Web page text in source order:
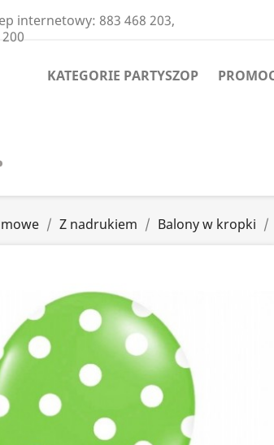
internetowy: 883 468 203,
KATEGORIE PARTYSZOP
Z nadrukiem Balony w kropki